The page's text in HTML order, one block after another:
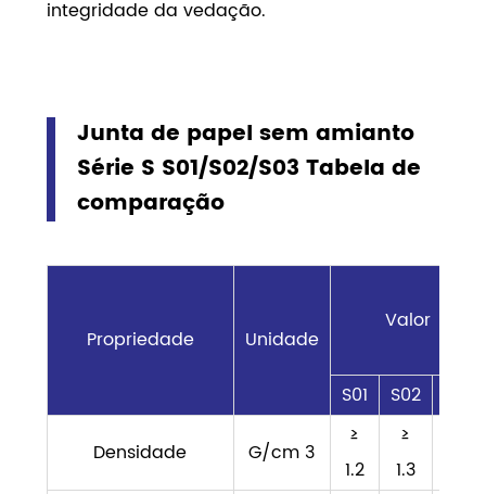
integridade da vedação.
Junta de papel sem amianto
Série S S01/S02/S03 Tabela de
comparação
Propriedade Unidade
Valor
S01 S02
Densidade G/cm 3
≥
1.2
≥
1.3